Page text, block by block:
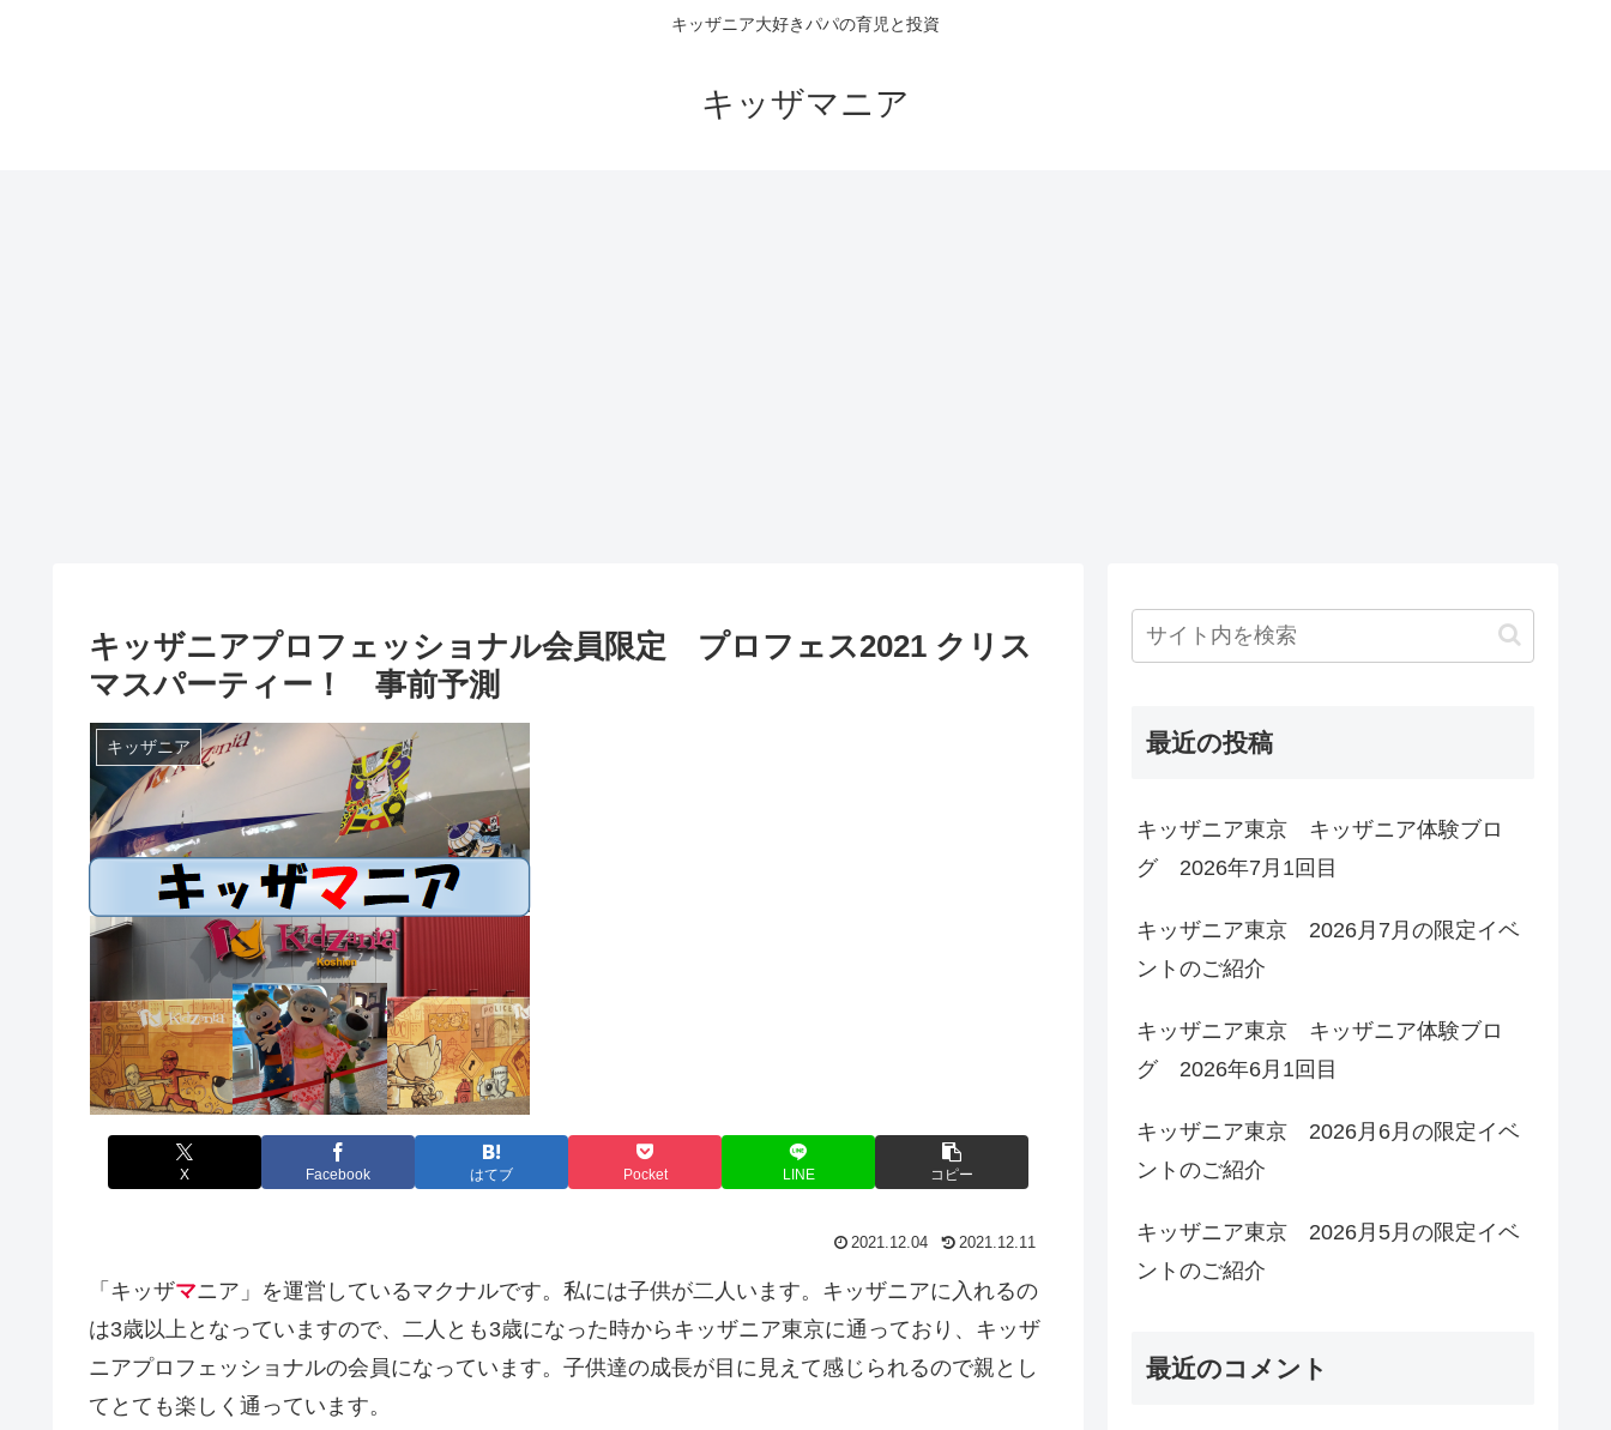
キッザニア大好きパパの育児と投資
キッザマニア
キッザニアプロフェッショナル会員限定 プロフェス2021 クリス
マスパーティー！ 事前予測
キッザニア
X Facebook はてブ Pocket LINE コピー
2021.12.04 2021.12.11
「キッザマニア」を運営しているマクナルです。私には子供が二人います。キッザニアに入れるの
は3歳以上となっていますので、二人とも3歳になった時からキッザニア東京に通っており、キッザ
ニアプロフェッショナルの会員になっています。子供達の成長が目に見えて感じられるので親とし
てとても楽しく通っています。
最近の投稿
キッザニア東京 キッザニア体験ブロ
グ 2026年7月1回目
キッザニア東京 2026月7月の限定イベ
ントのご紹介
キッザニア東京 キッザニア体験ブロ
グ 2026年6月1回目
キッザニア東京 2026月6月の限定イベ
ントのご紹介
キッザニア東京 2026月5月の限定イベ
ントのご紹介
最近のコメント